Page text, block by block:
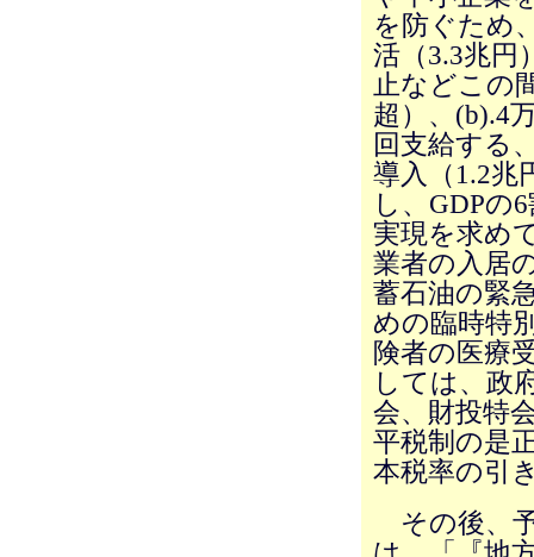
を防ぐため
活（3.3兆円
止などこの
超）、(b).4
回支給する
導入（1.2兆
し、GDPの
実現を求め
業者の入居
蓄石油の緊
めの臨時特
険者の医療
しては、政
会、財投特
平税制の是
本税率の引
その後、